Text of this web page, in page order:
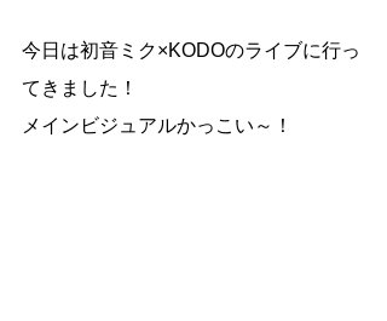
今日は初音ミク×KODOのライブに行っ
てきました！
メインビジュアルかっこい～！